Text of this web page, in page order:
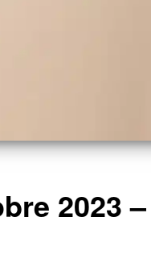
2023